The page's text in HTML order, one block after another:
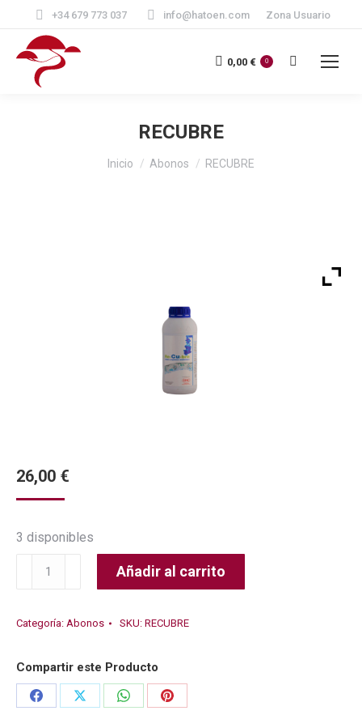
+34 679 773 037 info@hatoen.com Zona Usuario
0,00 € 0 Buscar:
RECUBRE
Inicio Abonos RECUBRE
26,00 €
3 disponibles
cantidad
Añadir al carrito
Categoría: Abonos SKU: RECUBRE
Compartir este Producto
Share
Share
Share
Share